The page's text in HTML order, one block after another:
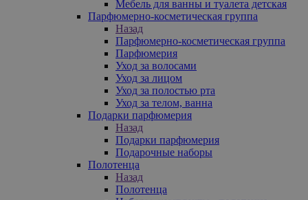
Мебель для ванны и туалета детская
Парфюмерно-косметическая группа
Назад
Парфюмерно-косметическая группа
Парфюмерия
Уход за волосами
Уход за лицом
Уход за полостью рта
Уход за телом, ванна
Подарки парфюмерия
Назад
Подарки парфюмерия
Подарочные наборы
Полотенца
Назад
Полотенца